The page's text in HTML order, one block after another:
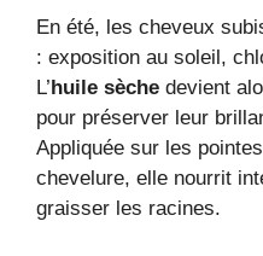
En été, les cheveux
: exposition au soleil,
L’ huile sèche devient
pour préserver leur
Appliquée sur les
chevelure, elle nourrit
graisser les racines.